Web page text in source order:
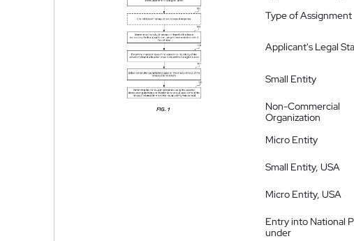
Type of Assignment
Applicant's Legal
Small Entity
Non-Commercial
Organization
Micro Entity
Small Entity, USA
Micro Entity, USA
Entry into National
under